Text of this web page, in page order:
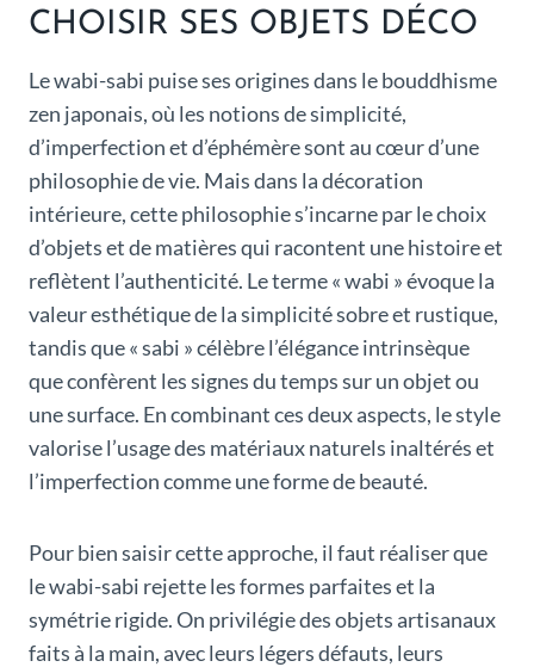
CHOISIR SES OBJETS DÉCO
Le wabi-sabi puise ses origines dans le bouddhisme
zen japonais, où les notions de simplicité,
d’imperfection et d’éphémère sont au cœur d’une
philosophie de vie. Mais dans la décoration
intérieure, cette philosophie s’incarne par le choix
d’objets et de matières qui racontent une histoire et
reflètent l’authenticité. Le terme « wabi » évoque la
valeur esthétique de la simplicité sobre et rustique,
tandis que « sabi » célèbre l’élégance intrinsèque
que confèrent les signes du temps sur un objet ou
une surface. En combinant ces deux aspects, le style
valorise l’usage des matériaux naturels inaltérés et
l’imperfection comme une forme de beauté.
Pour bien saisir cette approche, il faut réaliser que
le wabi-sabi rejette les formes parfaites et la
symétrie rigide. On privilégie des objets artisanaux
faits à la main, avec leurs légers défauts, leurs